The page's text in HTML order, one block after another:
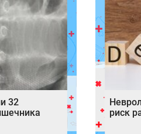
32
риск